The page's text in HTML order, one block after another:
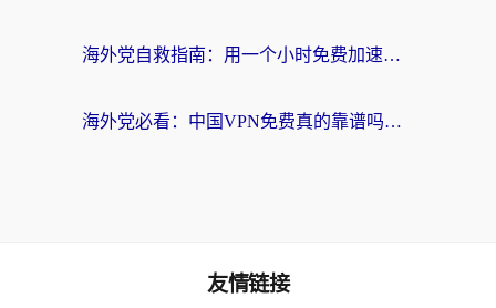
海外党自救指南：用一个小时免费加速器，轻松打破国内资源访问壁垒？
海外党必看：中国VPN免费真的靠谱吗？手把手教你选对回国加速器
友情链接